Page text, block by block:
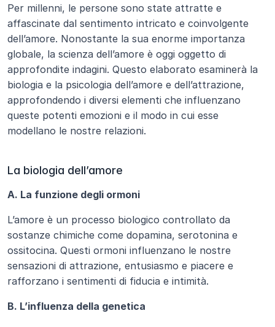
Per millenni, le persone sono state attratte e
affascinate dal sentimento intricato e coinvolgente
dell’amore. Nonostante la sua enorme importanza
globale, la scienza dell’amore è oggi oggetto di
approfondite indagini. Questo elaborato esaminerà la
biologia e la psicologia dell’amore e dell’attrazione,
approfondendo i diversi elementi che influenzano
queste potenti emozioni e il modo in cui esse
modellano le nostre relazioni.
La biologia dell’amore
A. La funzione degli ormoni
L’amore è un processo biologico controllato da
sostanze chimiche come dopamina, serotonina e
ossitocina. Questi ormoni influenzano le nostre
sensazioni di attrazione, entusiasmo e piacere e
rafforzano i sentimenti di fiducia e intimità.
B. L’influenza della genetica